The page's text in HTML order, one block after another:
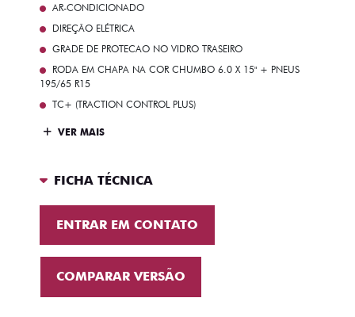
AR-CONDICIONADO
DIREÇÃO ELÉTRICA
GRADE DE PROTECAO NO VIDRO TRASEIRO
RODA EM CHAPA NA COR CHUMBO 6.0 X 15" + PNEUS
195/65 R15
TC+ (TRACTION CONTROL PLUS)
VER MAIS
FICHA TÉCNICA
ENTRAR EM CONTATO
COMPARAR VERSÃO